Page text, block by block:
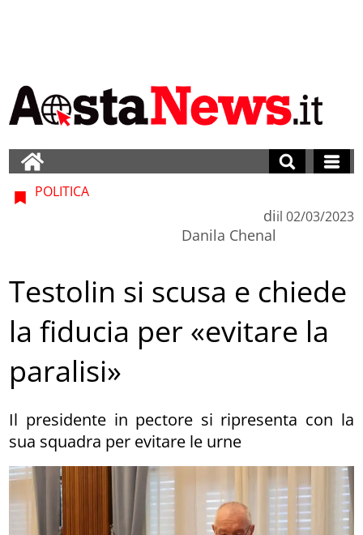
POLITICA
di
Danila Chenal
il 02/03/2023
Testolin si scusa e chiede
la fiducia per «evitare la
paralisi»
Il presidente in pectore si ripresenta con la
sua squadra per evitare le urne